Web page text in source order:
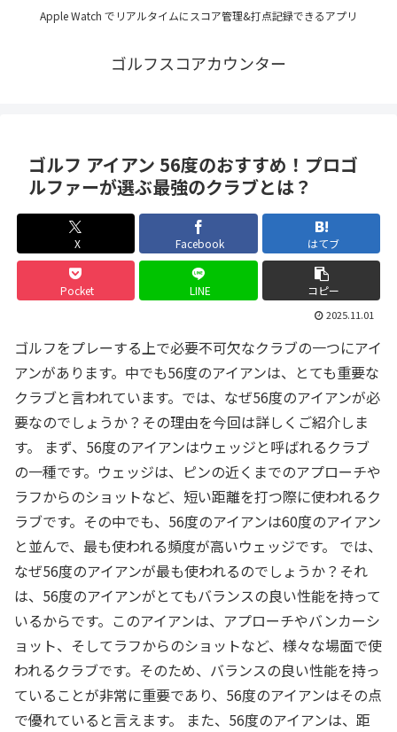
Apple Watch でリアルタイムにスコア管理&打点記録できるアプリ
ゴルフスコアカウンター
ゴルフ アイアン 56度のおすすめ！プロゴ
ルファーが選ぶ最強のクラブとは？
X Facebook はてブ
Pocket LINE コピー
2025.11.01
ゴルフをプレーする上で必要不可欠なクラブの一つにアイ
アンがあります。中でも56度のアイアンは、とても重要な
クラブと言われています。では、なぜ56度のアイアンが必
要なのでしょうか？その理由を今回は詳しくご紹介しま
す。 まず、56度のアイアンはウェッジと呼ばれるクラブ
の一種です。ウェッジは、ピンの近くまでのアプローチや
ラフからのショットなど、短い距離を打つ際に使われるク
ラブです。その中でも、56度のアイアンは60度のアイアン
と並んで、最も使われる頻度が高いウェッジです。 では、
なぜ56度のアイアンが最も使われるのでしょうか？それ
は、56度のアイアンがとてもバランスの良い性能を持って
いるからです。このアイアンは、アプローチやバンカーシ
ョット、そしてラフからのショットなど、様々な場面で使
われるクラブです。そのため、バランスの良い性能を持っ
ていることが非常に重要であり、56度のアイアンはその点
で優れていると言えます。 また、56度のアイアンは、距